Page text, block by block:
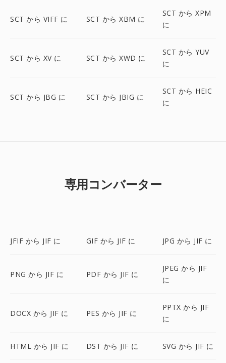
SCT から VIFF に SCT から XBM に
SCT から XPM
に
SCT から XV に SCT から XWD に
SCT から YUV
に
SCT から JBG に SCT から JBIG に
SCT から HEIC
に
専用コンバーター
JFIF から JIF に GIF から JIF に JPG から JIF に
PNG から JIF に PDF から JIF に
JPEG から JIF
に
DOCX から JIF に PES から JIF に
PPTX から JIF
に
HTML から JIF に DST から JIF に SVG から JIF に